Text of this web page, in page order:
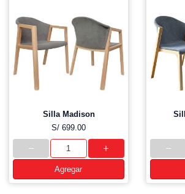
Silla Madison
S/ 699.00
Agregar